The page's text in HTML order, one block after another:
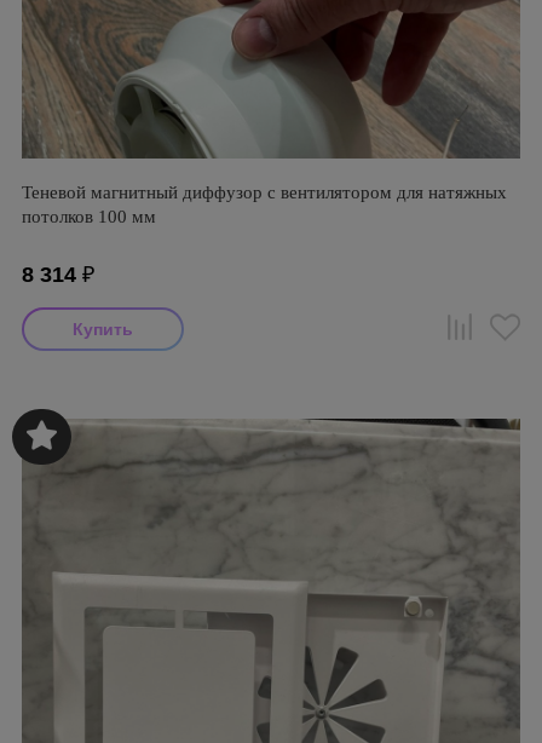
Теневой магнитный диффузор с вентилятором для натяжных
потолков 100 мм
8 314 ₽